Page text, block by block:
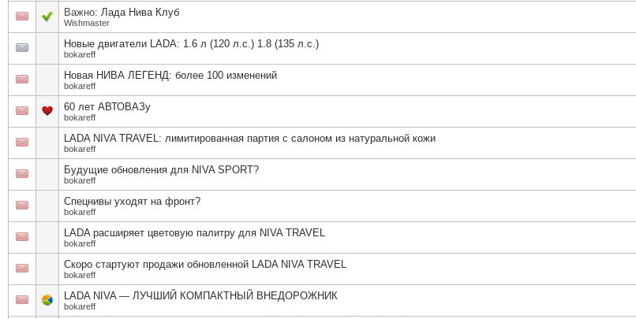
Важно: Лада Нива Клуб
Wishmaster
Новые двигатели LADA: 1.6 л (120 л.с.) 1.8 (135 л.с.)
bokareff
Новая НИВА ЛЕГЕНД: более 100 изменений
bokareff
60 лет АВТОВАЗу
bokareff
LADA NIVA TRAVEL: лимитированная партия с салоном из натуральной кожи
bokareff
Будущие обновления для NIVA SPORT?
bokareff
Спецнивы уходят на фронт?
bokareff
LADA расширяет цветовую палитру для NIVA TRAVEL
bokareff
Скоро стартуют продажи обновленной LADA NIVA TRAVEL
bokareff
LADA NIVA — ЛУЧШИЙ КОМПАКТНЫЙ ВНЕДОРОЖНИК
bokareff